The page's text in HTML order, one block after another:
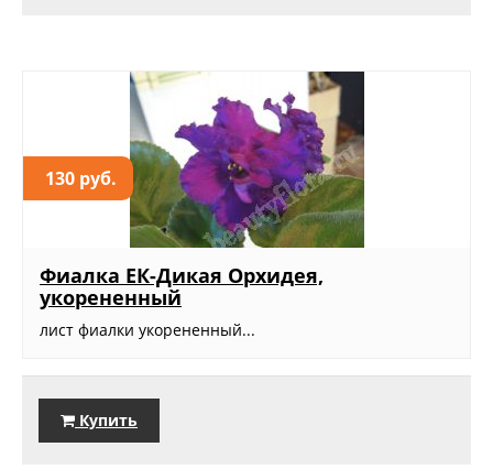
130 руб.
Фиалка ЕК-Дикая Орхидея,
укорененный
лист фиалки укорененный...
Купить